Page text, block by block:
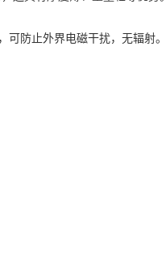
防止外界电磁干扰，无辐射。